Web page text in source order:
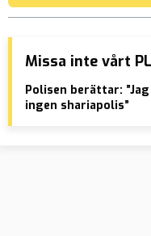
Missa inte vårt
Polisen berättar:
ingen shariapolis”